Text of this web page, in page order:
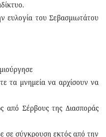
του Σεβασμιωτάτου
τα μνημεία να αρχίσουν να
από Σέρβους της Διασποράς
σε σύγκρουση εκτός από την